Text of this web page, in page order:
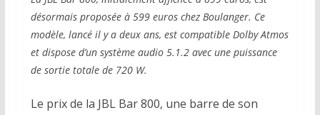
désormais proposée à 599 euros chez Boulanger. Ce
modèle, lancé il y a deux ans, est compatible Dolby Atmos
et dispose d’un système audio 5.1.2 avec une puissance
de sortie totale de 720 W.
Le prix de la JBL Bar 800, une barre de son